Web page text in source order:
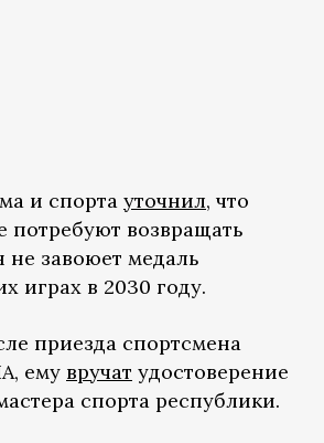
и спорта уточнил, что
потребуют возвращать
не завоюет медаль
играх в 2030 году.
приезда спортсмена
ему вручат удостоверение
спорта республики.